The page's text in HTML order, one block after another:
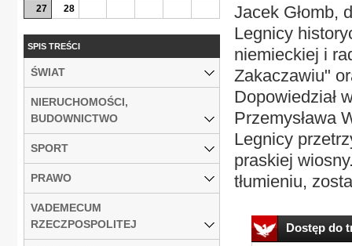
Jacek Głomb,
Legnicy
niemieckiej i
Zakaczawiu"
Dopowiedział
Przemysława
Legnicy
praskiej
tłumieniu,
Dostęp do
27
28
SPIS TREŚCI
ŚWIAT
NIERUCHOMOŚCI,
BUDOWNICTWO
SPORT
PRAWO
VADEMECUM
RZECZPOSPOLITEJ